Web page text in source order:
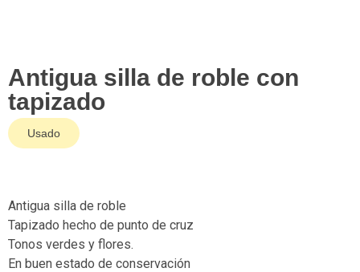
Antigua silla de roble con
tapizado
Usado
Antigua silla de roble
Tapizado hecho de punto de cruz
Tonos verdes y flores.
En buen estado de conservación